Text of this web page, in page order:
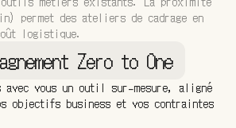
permet des ateliers de cadrage en
logistique.
Zero to One
avec vous un outil sur-mesure, aligné
objectifs business et vos contraintes